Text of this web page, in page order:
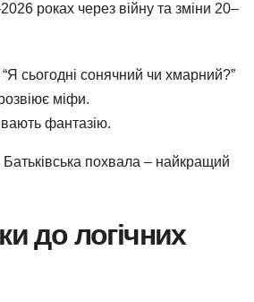
роках через війну та зміни 20–
сьогодні сонячний чи хмарний?”
міфи.
фантазію.
похвала – найкращий
до логічних